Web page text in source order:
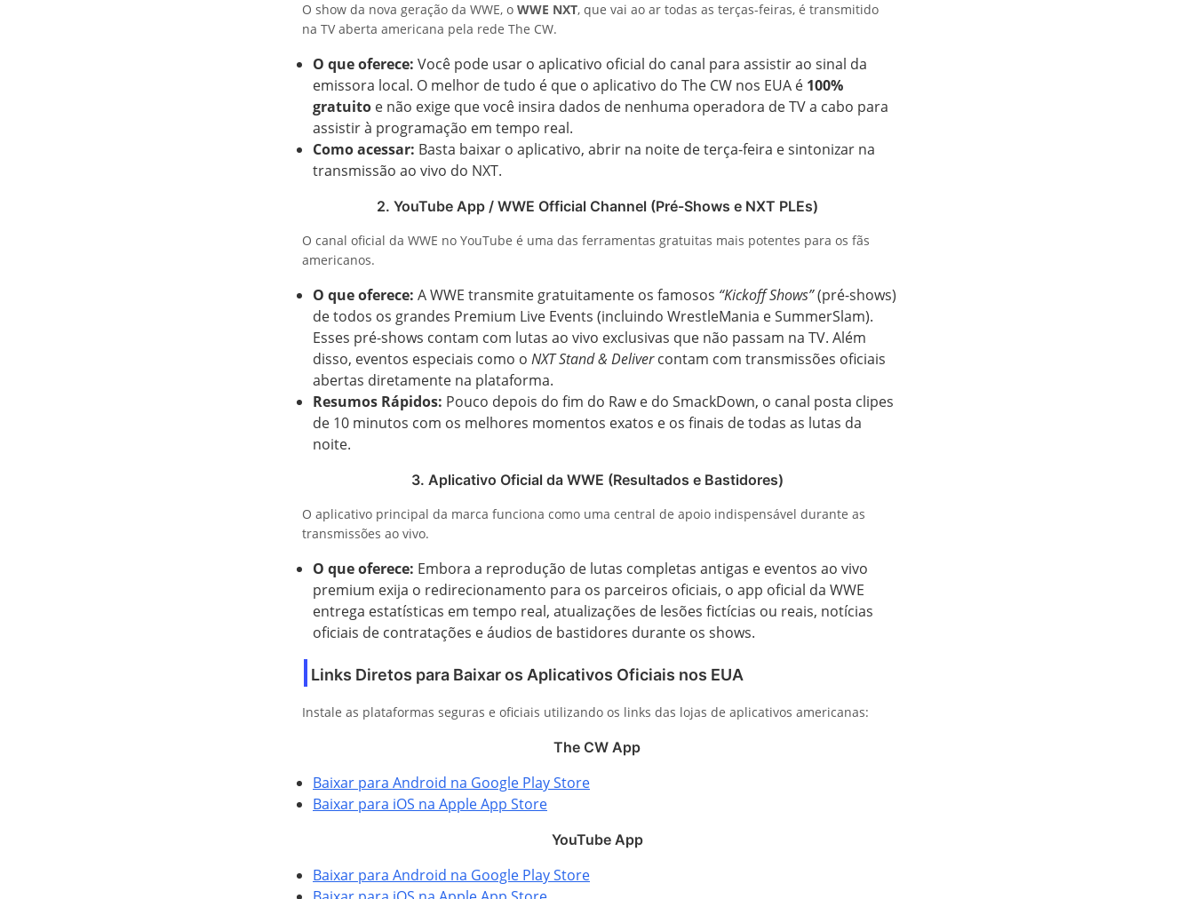
O show da nova geração da WWE, o WWE NXT, que vai ao ar todas as terças-feiras, é transmitido
na TV aberta americana pela rede The CW.
O que oferece: Você pode usar o aplicativo oficial do canal para assistir ao sinal da
emissora local. O melhor de tudo é que o aplicativo do The CW nos EUA é 100%
gratuito e não exige que você insira dados de nenhuma operadora de TV a cabo para
assistir à programação em tempo real.
Como acessar: Basta baixar o aplicativo, abrir na noite de terça-feira e sintonizar na
transmissão ao vivo do NXT.
2. YouTube App / WWE Official Channel (Pré-Shows e NXT PLEs)
O canal oficial da WWE no YouTube é uma das ferramentas gratuitas mais potentes para os fãs
americanos.
O que oferece: A WWE transmite gratuitamente os famosos “Kickoff Shows”(pré-shows)
de todos os grandes Premium Live Events (incluindo WrestleMania e SummerSlam).
Esses pré-shows contam com lutas ao vivo exclusivas que não passam na TV. Além
disso, eventos especiais como o NXT Stand & Delivercontam com transmissões oficiais
abertas diretamente na plataforma.
Resumos Rápidos: Pouco depois do fim do Raw e do SmackDown, o canal posta clipes
de 10 minutos com os melhores momentos exatos e os finais de todas as lutas da
noite.
3. Aplicativo Oficial da WWE (Resultados e Bastidores)
O aplicativo principal da marca funciona como uma central de apoio indispensável durante as
transmissões ao vivo.
O que oferece: Embora a reprodução de lutas completas antigas e eventos ao vivo
premium exija o redirecionamento para os parceiros oficiais, o app oficial da WWE
entrega estatísticas em tempo real, atualizações de lesões fictícias ou reais, notícias
oficiais de contratações e áudios de bastidores durante os shows.
Links Diretos para Baixar os Aplicativos Oficiais nos EUA
Instale as plataformas seguras e oficiais utilizando os links das lojas de aplicativos americanas:
The CW App
Baixar para Android na Google Play Store
Baixar para iOS na Apple App Store
YouTube App
Baixar para Android na Google Play Store